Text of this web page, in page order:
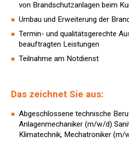
von Brandschutzanlagen beim
Umbau und Erweiterung der
Termin- und qualitätsgerechte
beauftragten Leistungen
Teilnahme am Notdienst
Das zeichnet Sie aus:
Abgeschlossene technische
Anlagenmechaniker (m/w/d)
Klimatechnik, Mechatroniker (m/